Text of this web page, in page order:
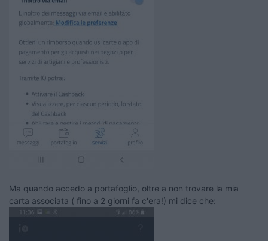
Ma quando accedo a portafoglio, oltre a non trovare la mia
carta associata ( fino a 2 giorni fa c'era!) mi dice che: